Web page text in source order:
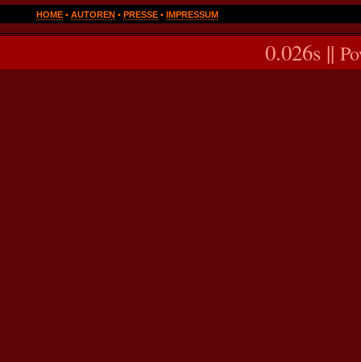
HOME • AUTOREN • PRESSE • IMPRESSUM
0.026s ||